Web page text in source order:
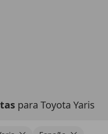
para Toyota Yaris